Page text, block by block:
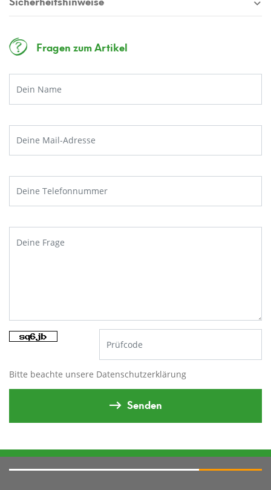
Fragen zum Artikel
Bitte beachte unsere Datenschutzerklärung
Senden